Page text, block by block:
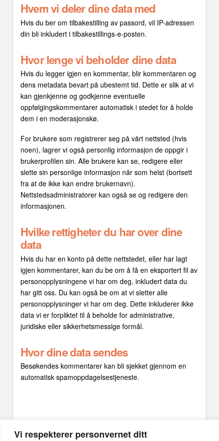
Vi respekterer personvernet ditt
Hvem vi deler dine data med
Hvis du ber om tilbakestilling av passord, vil IP-adressen
din bli inkludert i tilbakestillings-e-posten.
Hvor lenge vi beholder dine data
Hvis du legger igjen en kommentar, blir kommentaren og
dens metadata bevart på ubestemt tid. Dette er slik at vi
kan gjenkjenne og godkjenne eventuelle
oppfølgingskommentarer automatisk i stedet for å holde
dem i en moderasjonskø.
For brukere som registrerer seg på vårt nettsted (hvis
noen), lagrer vi også personlig informasjon de oppgir i
brukerprofilen sin. Alle brukere kan se, redigere eller
slette sin personlige informasjon når som helst (bortsett
fra at de ikke kan endre brukernavn).
Nettstedsadministratorer kan også se og redigere den
informasjonen.
Hvilke rettigheter du har over dine
data
Hvis du har en konto på dette nettstedet, eller har lagt
igjen kommentarer, kan du be om å få en eksportert fil av
personopplysningene vi har om deg, inkludert data du
har gitt oss. Du kan også be om at vi sletter alle
personopplysninger vi har om deg. Dette inkluderer ikke
data vi er forpliktet til å beholde for administrative,
juridiske eller sikkerhetsmessige formål.
Hvor dine data sendes
Besøkendes kommentarer kan bli sjekket gjennom en
automatisk spamoppdagelsestjeneste.